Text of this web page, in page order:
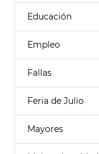
Educación
Empleo
Fallas
Feria de Julio
Mayores